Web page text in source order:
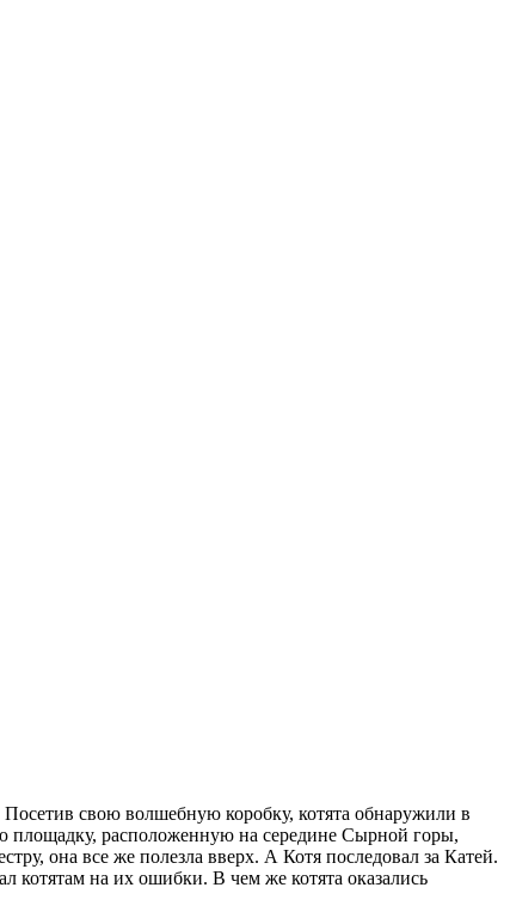
свою волшебную коробку, котята обнаружили в
площадку, расположенную на середине Сырной горы,
она все же полезла вверх. А Котя последовал за Катей.
котятам на их ошибки. В чем же котята оказались